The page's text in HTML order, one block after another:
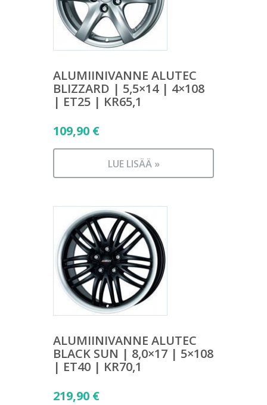
ALUMIINIVANNE ALUTEC
BLIZZARD | 5,5×14 | 4×108
| ET25 | KR65,1
109,90 €
LUE LISÄÄ »
ALUMIINIVANNE ALUTEC
BLACK SUN | 8,0×17 | 5×108
| ET40 | KR70,1
219,90 €